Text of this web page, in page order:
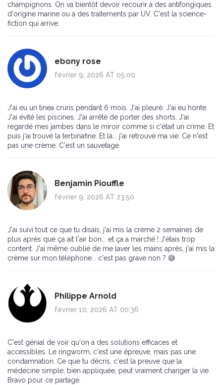
champignons. On va bientôt devoir recourir à des antifongiques
d'origine marine ou à des traitements par UV. C'est la science-
fiction qui arrive.
ebony rose
février 9, 2026 AT 05:00
J'ai eu un tinea cruris pendant 6 mois. J'ai pleuré. J'ai eu honte.
J'ai évité les piscines. J'ai arrêté de porter des shorts. J'ai
regardé mes jambes dans le miroir comme si c'était un crime. Et
puis j'ai trouvé la terbinafine. Et là... j'ai retrouvé ma vie. Ce n'est
pas une crème. C'est un sauvetage.
Benjamin Piouffle
février 9, 2026 AT 23:50
J'ai suivi tout ce que tu disais, j'ai mis la crème 2 semaines de
plus après que ça ait l'air bon... et ça a marché ! J'étais trop
content. J'ai même oublié de me laver les mains après, j'ai mis la
crème sur mon téléphone... c'est pas grave non ? 😅
Philippe Arnold
février 10, 2026 AT 00:36
C'est génial de voir qu'on a des solutions efficaces et
accessibles. Le ringworm, c'est une épreuve, mais pas une
condamnation. Ce que tu décris, c'est la preuve que la
médecine simple, bien appliquée, peut vraiment changer la vie.
Bravo pour ce partage.